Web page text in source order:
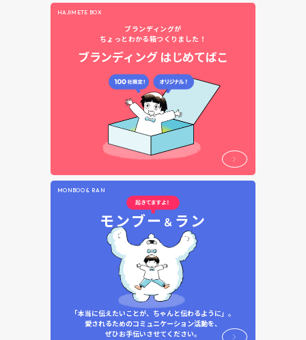
HAJIMETE BOX
ブランディングが
ちょっとわかる箱つくりました！
ブランディング はじめてばこ
MONBOO & RAN
モンブー ＆ ラン
「本当に伝えたいことが、ちゃんと伝わるように」。
愛されるためのコミュニケーション活動を、
ぜひお手伝いさせてください。